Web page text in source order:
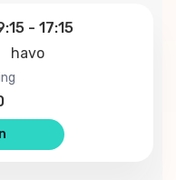
- 17:15
havo